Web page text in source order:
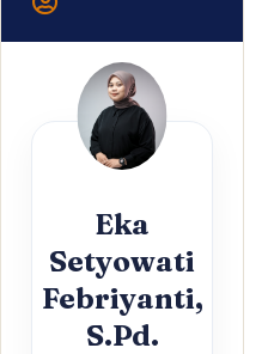
Eka
Setyowati
Febriyanti,
S.Pd.